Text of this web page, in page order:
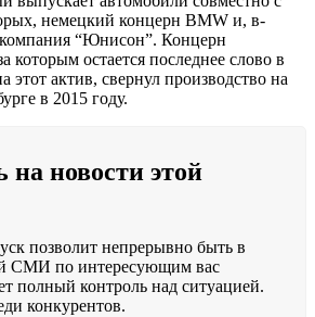
немецкий концерн BMW и, в-
компания “Юнисон”. Концерн
которым остается последнее слово в
этот актив, свернул производство на
в 2015 году.
новости этой
позволит непрерывно быть в
СМИ по интересующим вас
полный контроль над ситуацией.
конкурентов.